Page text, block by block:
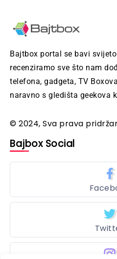
Bajtbox portal se bavi
recenziramo sve što nam
telefona, gadgeta, TV
naravno s gledišta geekova
© 2024, Sva prava
Bajbox Social